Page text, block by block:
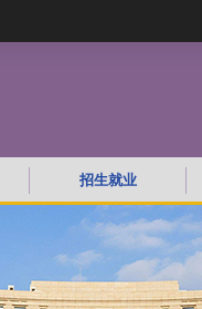
招生就业